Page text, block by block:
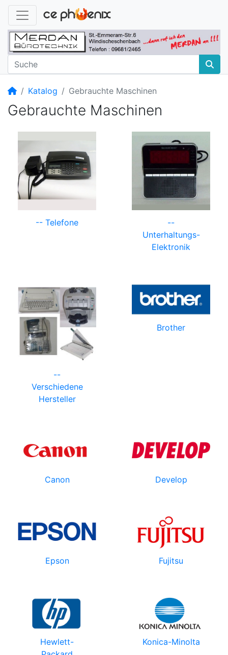
Startseite
Katalog Gebrauchte Maschinen
Gebrauchte Maschinen
-- Telefone
--
Unterhaltungs-
Elektronik
--
Verschiedene
Hersteller
Brother
Canon Develop
Epson Fujitsu
Hewlett-
Konica-Minolta